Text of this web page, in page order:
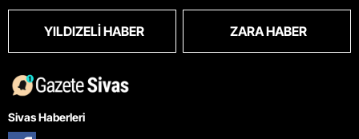
YILDIZELI HABER ZARA HABER
Sivas Haberleri